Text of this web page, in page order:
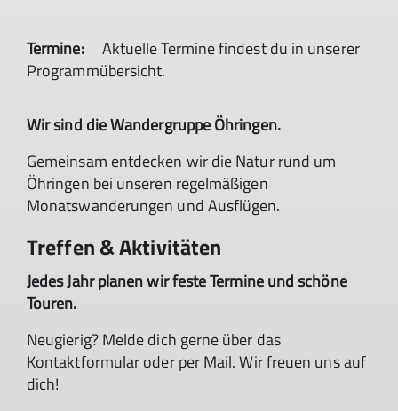
Termine:
Aktuelle Termine findest du in unserer
Programmübersicht.
Wir sind die Wandergruppe Öhringen.
Gemeinsam entdecken wir die Natur rund um
Öhringen bei unseren regelmäßigen
Monatswanderungen und Ausflügen.
Treffen & Aktivitäten
Jedes Jahr planen wir feste Termine und schöne
Touren.
Neugierig? Melde dich gerne über das
Kontaktformular oder per Mail. Wir freuen uns auf
dich!